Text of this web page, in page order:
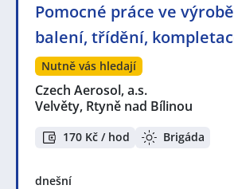
Pomocné práce ve
balení, třídění,
Nutně vás hledají
Czech Aerosol, a.s.
Velvěty, Rtyně nad Bílinou
170 Kč / hod Brigáda
dnešní